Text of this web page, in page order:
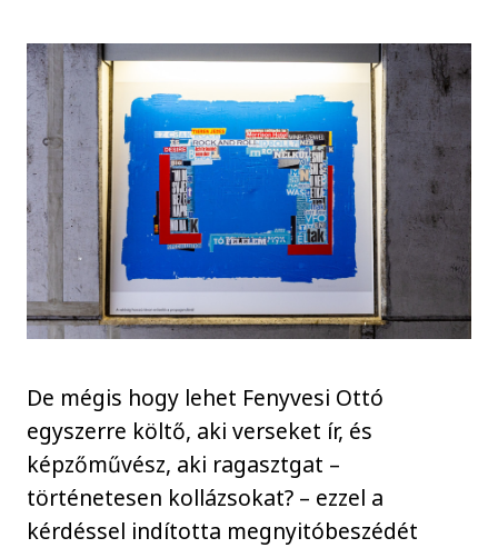
De mégis hogy lehet Fenyvesi Ottó
egyszerre költő, aki verseket ír, és
képzőművész, aki ragasztgat –
történetesen kollázsokat? – ezzel a
kérdéssel indította megnyitóbeszédét